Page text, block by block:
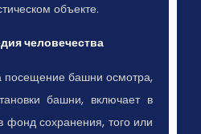
объекте.
человечества
посещение башни осмотра,
башни, включает в
фонд сохранения, того или